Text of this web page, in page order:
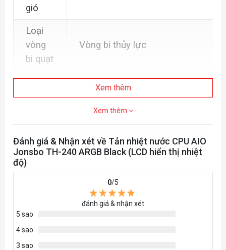
gió
Loại
vòng
bi quạt
Vòng bi thủy lực
Tốc
độ
700rpm~2400rpm(±10%)
quạt
22.9-35.4dB(A) (Tối đa)
TDP 260W
bơm
Xem thêm
Xem thêm
Đánh giá & Nhận xét về Tản nhiệt nước CPU AIO
Jonsbo TH-240 ARGB Black (LCD hiển thị nhiệt
độ)
0/5
đánh giá & nhận xét
5 sao
4 sao
3 sao